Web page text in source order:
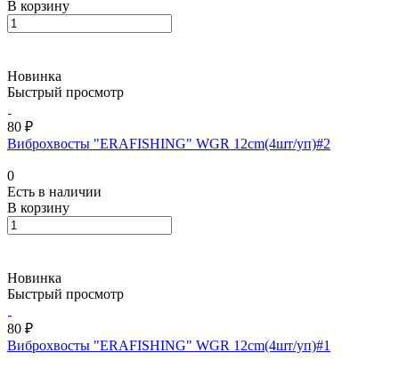
В корзину
Новинка
Быстрый просмотр
80 ₽
Виброхвосты "ERAFISHING" WGR 12cm(4шт/уп)#2
0
Есть в наличии
В корзину
Новинка
Быстрый просмотр
80 ₽
Виброхвосты "ERAFISHING" WGR 12cm(4шт/уп)#1